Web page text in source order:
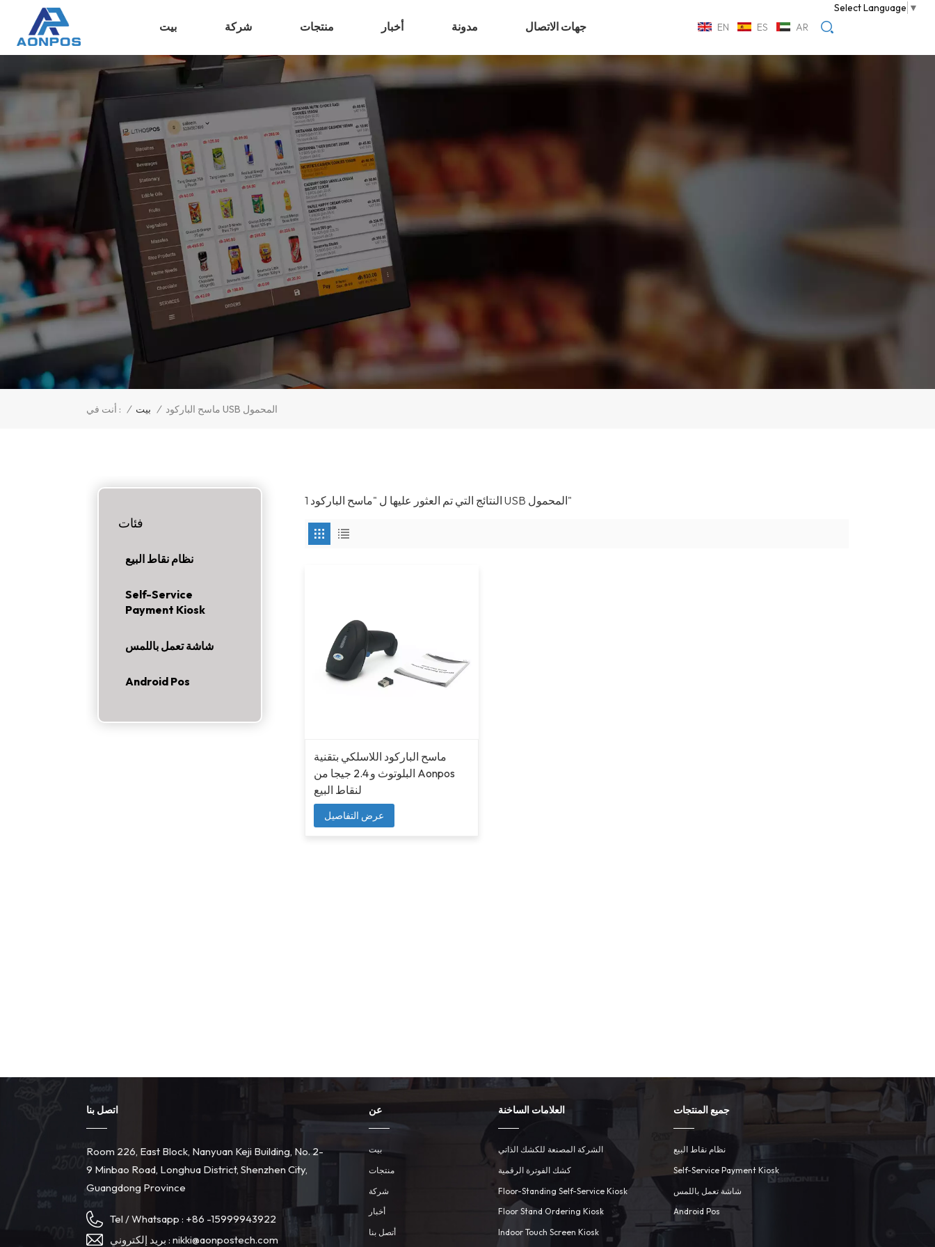
Select Language ▼
EN
ES AR بيت شركة منتجات أخبار مدونة جهات الاتصال
أنت في : / بيت / ماسح الباركود USB المحمول
1 النتائج التي تم العثور عليها ل "ماسح الباركود USB المحمول"
ماسح الباركود اللاسلكي بتقنية
البلوتوث و 2.4 جيجا من Aonpos
لنقاط البيع
عرض التفاصيل
فئات
نظام نقاط البيع
Self-Service
Payment Kiosk
شاشة تعمل باللمس
Android Pos
اتصل بنا
Room 226, East Block, Nanyuan Keji Building, No. 2-
9 Minbao Road, Longhua District, Shenzhen City,
Guangdong Province
Tel / Whatsapp : +86 -15999943922
بريد إلكتروني :nikki@aonpostech.com
عن
بيت
منتجات
شركة
أخبار
أتصل بنا
العلامات الساخنة
الشركة المصنعة للكشك الذاتي
كشك الفوترة الرقمية
Floor-Standing Self-Service Kiosk
Floor Stand Ordering Kiosk
Indoor Touch Screen Kiosk
جميع المنتجات
نظام نقاط البيع
Self-Service Payment Kiosk
شاشة تعمل باللمس
Android Pos